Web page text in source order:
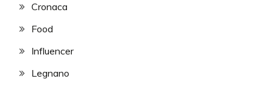
Cronaca
Food
Influencer
Legnano